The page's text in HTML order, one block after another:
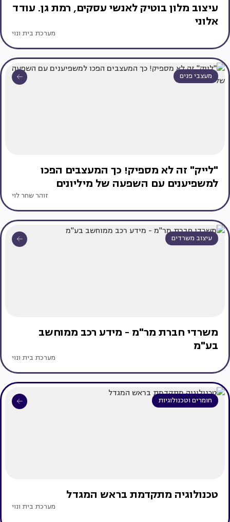
עיצוב מלון בוטיק לאנשי עסקים, רמת גן. עודד
אלוני
מערכת בית ונוי
מעצבי פנים
"לייק" זה לא מספיק! כך המעצבים הפכו
למשפיענים עם השפעה של מיליונים
זוהר שחר לוי
עיצוב משרדים
משרדי חברת מר"מ - מידע רכב ממוחשב
בע"מ
מערכת בית ונוי
חומרים וטכנולוגיות
טכנולוגיה מתקדמת בראש המגדל
מערכת בית ונוי